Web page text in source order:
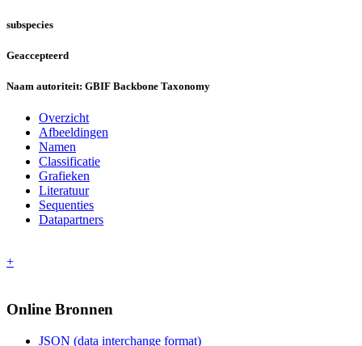
subspecies
Geaccepteerd
Naam autoriteit: GBIF Backbone Taxonomy
Overzicht
Afbeeldingen
Namen
Classificatie
Grafieken
Literatuur
Sequenties
Datapartners
+
Online Bronnen
JSON (data interchange format)